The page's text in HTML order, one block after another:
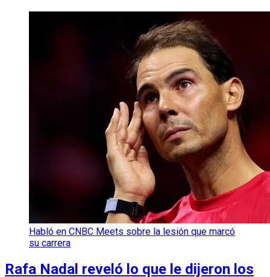
Habló en CNBC Meets sobre la lesión que marcó
su carrera
Rafa Nadal reveló lo que le dijeron los